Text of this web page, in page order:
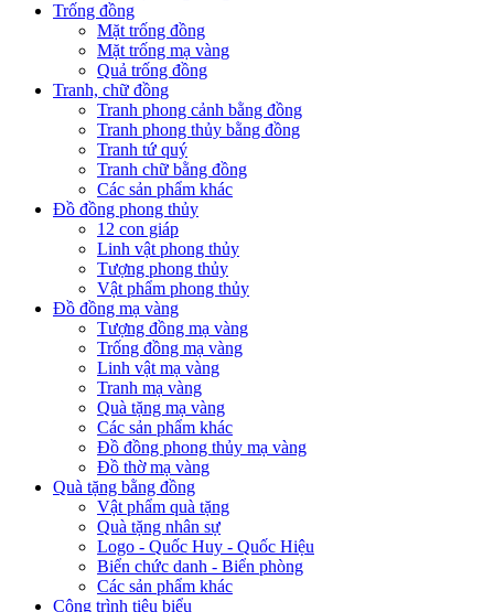
Trống đồng
Mặt trống đồng
Mặt trống mạ vàng
Quả trống đồng
Tranh, chữ đồng
Tranh phong cảnh bằng đồng
Tranh phong thủy bằng đồng
Tranh tứ quý
Tranh chữ bằng đồng
Các sản phẩm khác
Đồ đồng phong thủy
12 con giáp
Linh vật phong thủy
Tượng phong thủy
Vật phẩm phong thủy
Đồ đồng mạ vàng
Tượng đồng mạ vàng
Trống đồng mạ vàng
Linh vật mạ vàng
Tranh mạ vàng
Quà tặng mạ vàng
Các sản phẩm khác
Đồ đồng phong thủy mạ vàng
Đồ thờ mạ vàng
Quà tặng bằng đồng
Vật phẩm quà tặng
Quà tặng nhân sự
Logo - Quốc Huy - Quốc Hiệu
Biển chức danh - Biển phòng
Các sản phẩm khác
Công trình tiêu biểu